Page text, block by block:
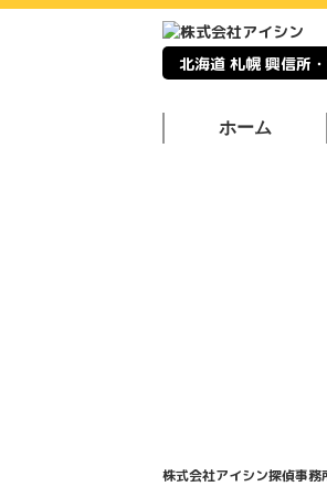
北海道 札幌 興信所
ホーム
株式会社アイシン探偵事務